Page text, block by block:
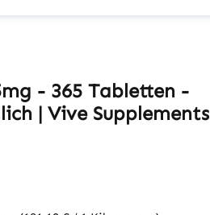
- 365 Tabletten -
| Vive Supplements